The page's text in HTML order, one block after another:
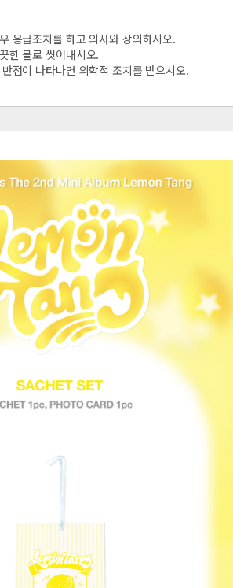
응급조치를 하고 의사와 상의하시오.
한 물로 씻어내시오.
점이 나타나면 의학적 조치를 받으시오.